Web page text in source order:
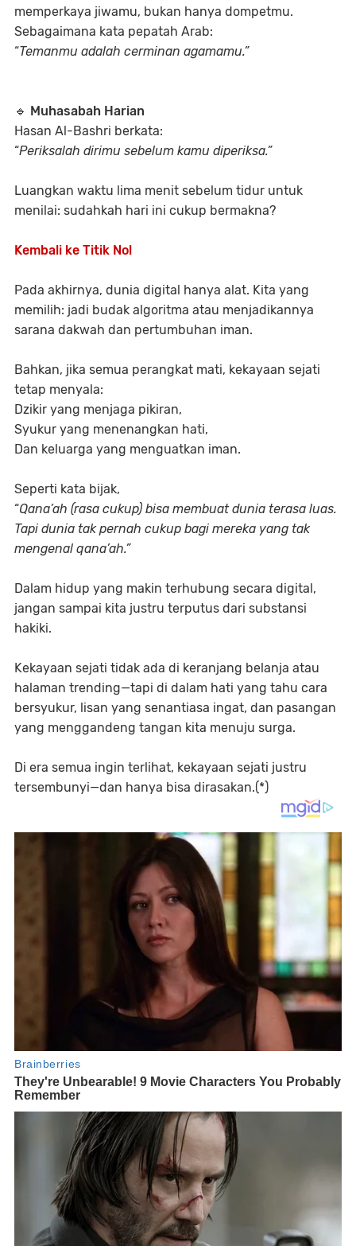
memperkaya jiwamu, bukan hanya dompetmu.
Sebagaimana kata pepatah Arab:
“Temanmu adalah cerminan agamamu.”
🔹 Muhasabah Harian
Hasan Al-Bashri berkata:
“Periksalah dirimu sebelum kamu diperiksa.”
Luangkan waktu lima menit sebelum tidur untuk
menilai: sudahkah hari ini cukup bermakna?
Kembali ke Titik Nol
Pada akhirnya, dunia digital hanya alat. Kita yang
memilih: jadi budak algoritma atau menjadikannya
sarana dakwah dan pertumbuhan iman.
Bahkan, jika semua perangkat mati, kekayaan sejati
tetap menyala:
Dzikir yang menjaga pikiran,
Syukur yang menenangkan hati,
Dan keluarga yang menguatkan iman.
Seperti kata bijak,
“Qana’ah (rasa cukup) bisa membuat dunia terasa luas.
Tapi dunia tak pernah cukup bagi mereka yang tak
mengenal qana’ah.”
Dalam hidup yang makin terhubung secara digital,
jangan sampai kita justru terputus dari substansi
hakiki.
Kekayaan sejati tidak ada di keranjang belanja atau
halaman trending—tapi di dalam hati yang tahu cara
bersyukur, lisan yang senantiasa ingat, dan pasangan
yang menggandeng tangan kita menuju surga.
Di era semua ingin terlihat, kekayaan sejati justru
tersembunyi—dan hanya bisa dirasakan.(*)